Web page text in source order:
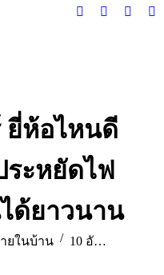
Facebook
X
ยี่ห้อไหนดี
ระหยัดไฟ
ด้ยาวนาน
ยในบ้าน 10 อั…